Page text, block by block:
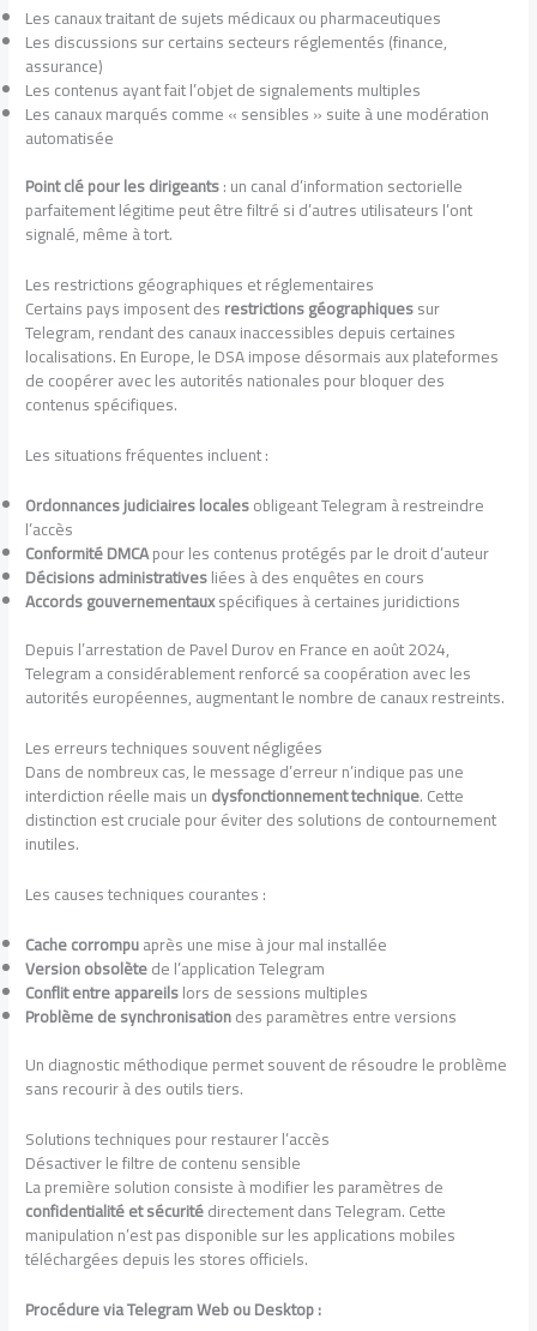
Les canaux traitant de sujets médicaux ou pharmaceutiques
Les discussions sur certains secteurs réglementés (finance,
assurance)
Les contenus ayant fait l’objet de signalements multiples
Les canaux marqués comme « sensibles » suite à une modération
automatisée
Point clé pour les dirigeants: un canal d’information sectorielle
parfaitement légitime peut être filtré si d’autres utilisateurs l’ont
signalé, même à tort.
Les restrictions géographiques et réglementaires
Certains pays imposent desrestrictions géographiquessur
Telegram, rendant des canaux inaccessibles depuis certaines
localisations. En Europe, le DSA impose désormais aux plateformes
de coopérer avec les autorités nationales pour bloquer des
contenus spécifiques.
Les situations fréquentes incluent :
Ordonnances judiciaires localesobligeant Telegram à restreindre
l’accès
Conformité DMCApour les contenus protégés par le droit d’auteur
Décisions administrativesliées à des enquêtes en cours
Accords gouvernementauxspécifiques à certaines juridictions
Depuis l’arrestation de Pavel Durov en France en août 2024,
Telegram a considérablement renforcé sa coopération avec les
autorités européennes, augmentant le nombre de canaux restreints.
Les erreurs techniques souvent négligées
Dans de nombreux cas, le message d’erreur n’indique pas une
interdiction réelle mais undysfonctionnement technique. Cette
distinction est cruciale pour éviter des solutions de contournement
inutiles.
Les causes techniques courantes :
Cache corrompuaprès une mise à jour mal installée
Version obsolètede l’application Telegram
Conflit entre appareilslors de sessions multiples
Problème de synchronisationdes paramètres entre versions
Un diagnostic méthodique permet souvent de résoudre le problème
sans recourir à des outils tiers.
Solutions techniques pour restaurer l’accès
Désactiver le filtre de contenu sensible
La première solution consiste à modifier les paramètres de
confidentialité et sécuritédirectement dans Telegram. Cette
manipulation n’est pas disponible sur les applications mobiles
téléchargées depuis les stores officiels.
Procédure via Telegram Web ou Desktop :